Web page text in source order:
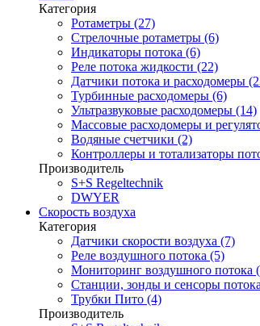
Категория
Ротаметры (27)
Стрелочные ротаметры (6)
Индикаторы потока (6)
Реле потока жидкости (22)
Датчики потока и расходомеры
Турбинные расходомеры (6)
Ультразвуковые расходомеры (14)
Массовые расходомеры и
Водяные счетчики (2)
Контроллеры и тотализаторы
Производитель
S+S Regeltechnik
DWYER
Скорость воздуха
Категория
Датчики скорости воздуха (7)
Реле воздушного потока (5)
Мониторинг воздушного потока
Станции, зонды и сенсоры
Трубки Пито (4)
Производитель